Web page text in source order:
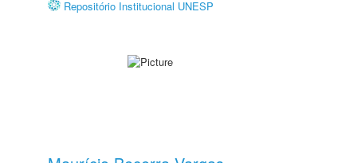
Repositório Institucional UNESP